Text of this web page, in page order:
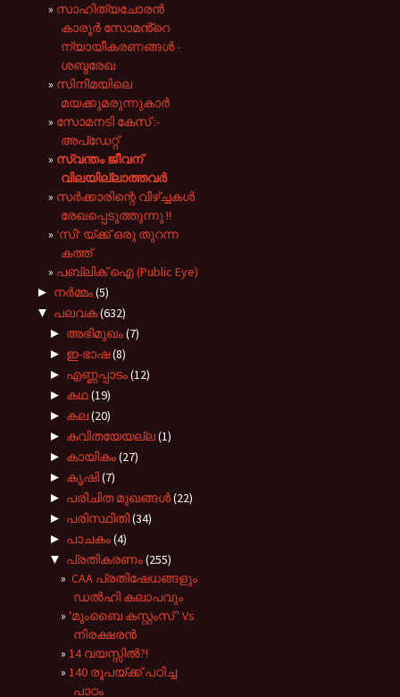
സാഹിത്യചോരൻ
കാരൂർ സോമൻ്റെ
ന്യായീകരണങ്ങൾ -
ശബ്ദരേഖ
സിനിമയിലെ
മയക്കുമരുന്നുകാർ
സോമനടി കേസ് :-
അപ്ഡേറ്റ്
സ്വന്തം ജീവന്
വിലയില്ലാത്തവർ
സർക്കാരിന്റെ വീഴ്ച്ചകൾ
രേഖപ്പെടുത്തുന്നു !!
‘സി‘ യ്ക്ക് ഒരു തുറന്ന
കത്ത്
പബ്ലിക് ഐ (Public Eye)
► നർമ്മം(5)
▼ പലവക(632)
► അഭിമുഖം(7)
► ഇ-ഭാഷ(8)
► എണ്ണപ്പാടം(12)
► കഥ(19)
► കല(20)
► കവിതയേയല്ല(1)
► കായികം(27)
► കൃഷി(7)
► പരിചിത മുഖങ്ങള്‍(22)
► പരിസ്ഥിതി(34)
► പാചകം(4)
▼ പ്രതികരണം(255)
CAA പ്രതിഷേധങ്ങളും
ഡൽഹി കലാപവും
'മുംബൈ കസ്റ്റംസ് ' Vs
നിരക്ഷരൻ
14 വയസ്സിൽ?!
140 രൂപയ്ക്ക് പഠിച്ച
പാഠം